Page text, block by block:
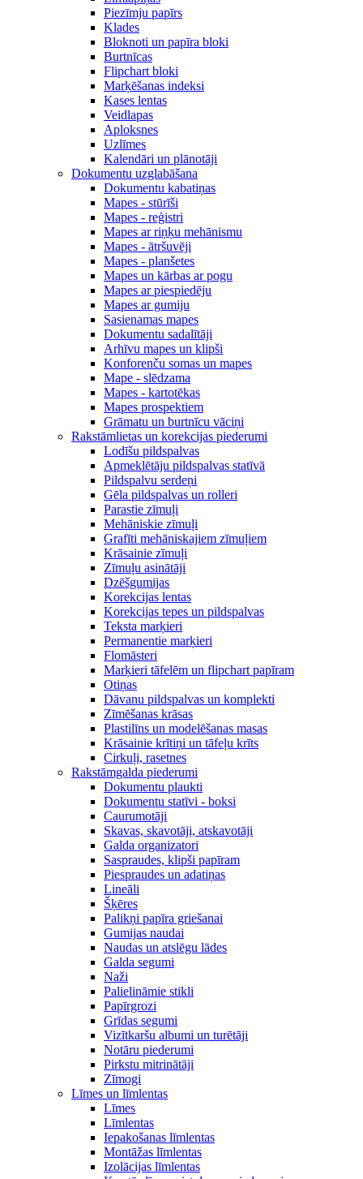
Piezīmju papīrs
Klades
Bloknoti un papīra bloki
Burtnīcas
Flipchart bloki
Marķēšanas indeksi
Kases lentas
Veidlapas
Aploksnes
Uzlīmes
Kalendāri un plānotāji
Dokumentu uzglabāšana
Dokumentu kabatiņas
Mapes - stūrīši
Mapes - reģistri
Mapes ar riņķu mehānismu
Mapes - ātršuvēji
Mapes - planšetes
Mapes un kārbas ar pogu
Mapes ar piespiedēju
Mapes ar gumiju
Sasienamas mapes
Dokumentu sadalītāji
Arhīvu mapes un klipši
Konforenču somas un mapes
Mape - slēdzama
Mapes - kartotēkas
Mapes prospektiem
Grāmatu un burtnīcu vāciņi
Rakstāmlietas un korekcijas piederumi
Lodīšu pildspalvas
Apmeklētāju pildspalvas statīvā
Pildspalvu serdeņi
Gēla pildspalvas un rolleri
Parastie zīmuļi
Mehāniskie zīmuļi
Grafīti mehāniskajiem zīmuļiem
Krāsainie zīmuļi
Zīmuļu asinātāji
Dzēšgumijas
Korekcijas lentas
Korekcijas tepes un pildspalvas
Teksta marķieri
Permanentie marķieri
Flomāsteri
Marķieri tāfelēm un flipchart papīram
Otiņas
Dāvanu pildspalvas un komplekti
Zīmēšanas krāsas
Plastilīns un modelēšanas masas
Krāsainie krītiņi un tāfeļu krīts
Cirkuļi, rasetnes
Rakstāmgalda piederumi
Dokumentu plaukti
Dokumentu statīvi - boksi
Caurumotāji
Skavas, skavotāji, atskavotāji
Galda organizatori
Saspraudes, klipši papīram
Piespraudes un adatiņas
Lineāli
Šķēres
Palikņi papīra griešanai
Gumijas naudai
Naudas un atslēgu lādes
Galda segumi
Naži
Palielināmie stikli
Papīrgrozi
Grīdas segumi
Vizītkaršu albumi un turētāji
Notāru piederumi
Pirkstu mitrinātāji
Zīmogi
Līmes un līmlentas
Līmes
Līmlentas
Iepakošanas līmlentas
Montāžas līmlentas
Izolācijas līmlentas